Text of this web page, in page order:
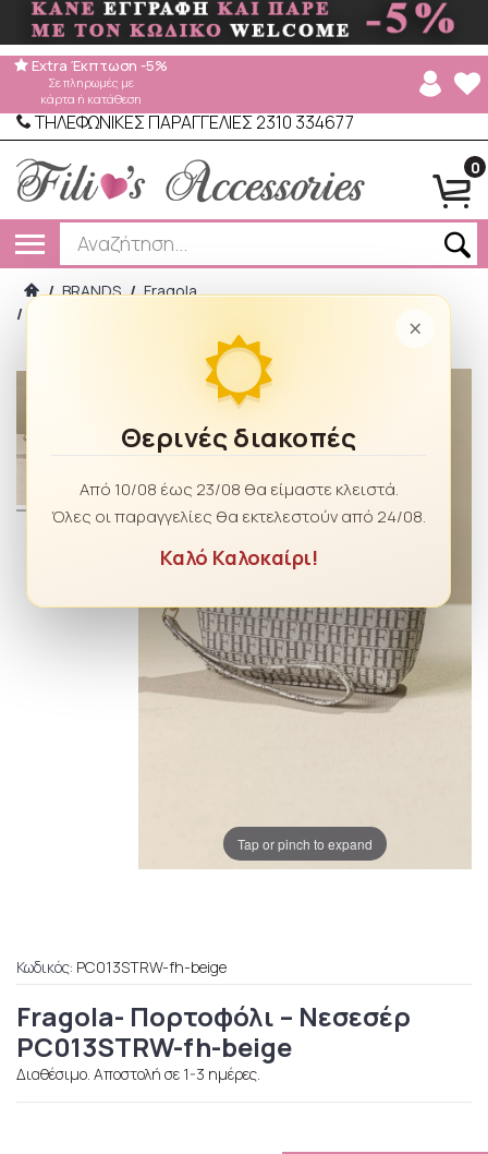
ΤΗΛΕΦΩΝΙΚΕΣ ΠΑΡΑΓΓΕΛΙΕΣ 2310 334677
0
Extra Έκπτωση -5%
Σε πληρωμές με
κάρτα ή κατάθεση
×
Θερινές διακοπές
Από 10/08 έως 23/08 θα είμαστε κλειστά.
Όλες οι παραγγελίες θα εκτελεστούν από 24/08.
Καλό Καλοκαίρι!
/ BRANDS / Fragola
/
Tap or pinch to expand
Κωδικός: PC013STRW-fh-beige
Fragola- Πορτοφόλι – Νεσεσέρ
PC013STRW-fh-beige
Διαθέσιμο. Αποστολή σε 1-3 ημέρες.